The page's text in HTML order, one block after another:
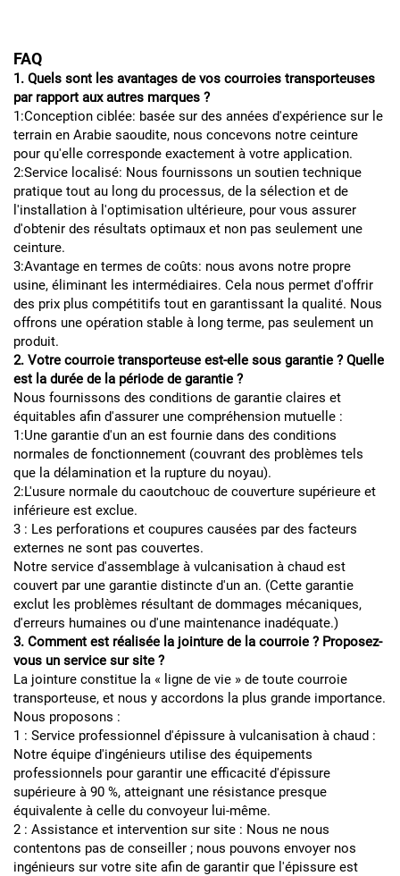
FAQ
1. Quels sont les avantages de vos courroies transporteuses
par rapport aux autres marques ?
1:Conception ciblée: basée sur des années d'expérience sur le
terrain en Arabie saoudite, nous concevons notre ceinture
pour qu'elle corresponde exactement à votre application.
2:Service localisé: Nous fournissons un soutien technique
pratique tout au long du processus, de la sélection et de
l'installation à l'optimisation ultérieure, pour vous assurer
d'obtenir des résultats optimaux et non pas seulement une
ceinture.
3:Avantage en termes de coûts: nous avons notre propre
usine, éliminant les intermédiaires. Cela nous permet d'offrir
des prix plus compétitifs tout en garantissant la qualité. Nous
offrons une opération stable à long terme, pas seulement un
produit.
2. Votre courroie transporteuse est-elle sous garantie ? Quelle
est la durée de la période de garantie ?
Nous fournissons des conditions de garantie claires et
équitables afin d'assurer une compréhension mutuelle :
1:Une garantie d'un an est fournie dans des conditions
normales de fonctionnement (couvrant des problèmes tels
que la délamination et la rupture du noyau).
2:L'usure normale du caoutchouc de couverture supérieure et
inférieure est exclue.
3 : Les perforations et coupures causées par des facteurs
externes ne sont pas couvertes.
Notre service d'assemblage à vulcanisation à chaud est
couvert par une garantie distincte d'un an. (Cette garantie
exclut les problèmes résultant de dommages mécaniques,
d'erreurs humaines ou d'une maintenance inadéquate.)
3. Comment est réalisée la jointure de la courroie ? Proposez-
vous un service sur site ?
La jointure constitue la « ligne de vie » de toute courroie
transporteuse, et nous y accordons la plus grande importance.
Nous proposons :
1 : Service professionnel d'épissure à vulcanisation à chaud :
Notre équipe d'ingénieurs utilise des équipements
professionnels pour garantir une efficacité d'épissure
supérieure à 90 %, atteignant une résistance presque
équivalente à celle du convoyeur lui-même.
2 : Assistance et intervention sur site : Nous ne nous
contentons pas de conseiller ; nous pouvons envoyer nos
ingénieurs sur votre site afin de garantir que l'épissure est